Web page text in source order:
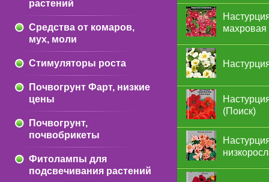
растений
Средства от комаров,
мух, моли
Стимуляторы роста
Почвогрунт Фарт, низкие
цены
Почвогрунт,
почвобрикеты
Фитолампы для
подсвечивания растений
махровая
(Поиск)